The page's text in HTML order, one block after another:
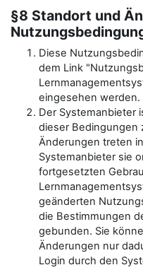
§8 Standort und
Diese
dem Link
eingesehen werden.
Der Systemanbieter
dieser Bedingungen
Änderungen treten
Systemanbieter sie
fortgesetzten
geänderten
die Bestimmungen
gebunden. Sie
Änderungen nur
Login durch den